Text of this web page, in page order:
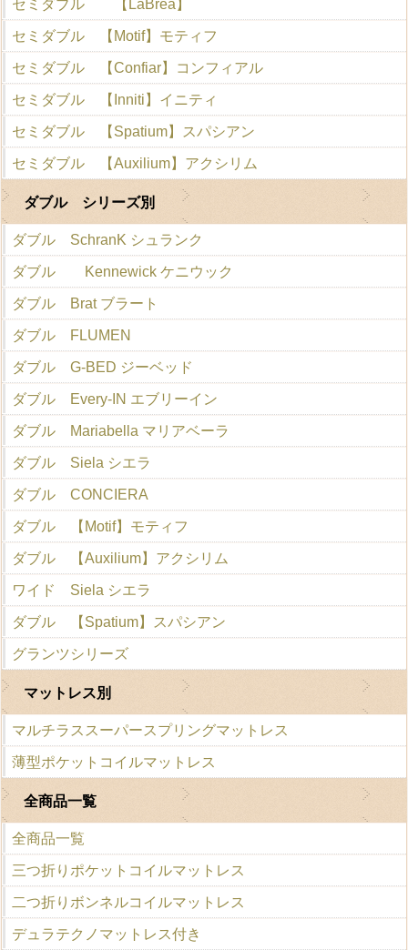
セミダブル 【LaBrea】
セミダブル 【Motif】モティフ
セミダブル 【Confiar】コンフィアル
セミダブル 【Inniti】イニティ
セミダブル 【Spatium】スパシアン
セミダブル 【Auxilium】アクシリム
ダブル シリーズ別
ダブル SchranK シュランク
ダブル Kennewick ケニウック
ダブル Brat ブラート
ダブル FLUMEN
ダブル G-BED ジーベッド
ダブル Every-IN エブリーイン
ダブル Mariabella マリアベーラ
ダブル Siela シエラ
ダブル CONCIERA
ダブル 【Motif】モティフ
ダブル 【Auxilium】アクシリム
ワイド Siela シエラ
ダブル 【Spatium】スパシアン
グランツシリーズ
マットレス別
マルチラススーパースプリングマットレス
薄型ポケットコイルマットレス
全商品一覧
全商品一覧
三つ折りポケットコイルマットレス
二つ折りボンネルコイルマットレス
デュラテクノマットレス付き